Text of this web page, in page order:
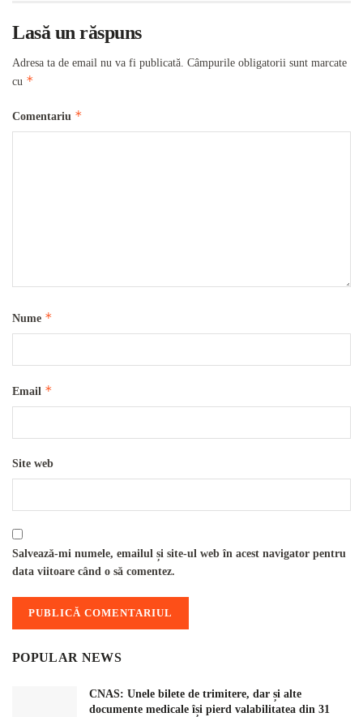
Lasă un răspuns
Adresa ta de email nu va fi publicată. Câmpurile obligatorii sunt marcate
cu *
Comentariu *
Nume *
Email *
Site web
Salvează-mi numele, emailul și site-ul web în acest navigator pentru
data viitoare când o să comentez.
POPULAR NEWS
CNAS: Unele bilete de trimitere, dar și alte
documente medicale își pierd valabilitatea din 31